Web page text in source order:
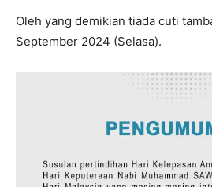
Oleh yang demikian tiada cuti
September 2024 (Selasa).